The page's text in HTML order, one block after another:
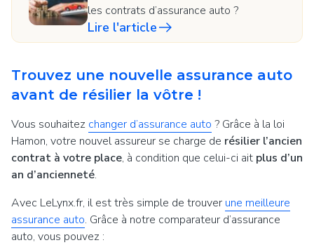
les contrats d’assurance auto ?
Lire l'article
Trouvez une nouvelle assurance auto
avant de résilier la vôtre !
Vous souhaitez changer d’assurance auto ? Grâce à la loi
Hamon, votre nouvel assureur se charge de résilier l’ancien
contrat à votre place, à condition que celui-ci ait plus d’un
an d’ancienneté.
Avec LeLynx.fr, il est très simple de trouver une meilleure
assurance auto. Grâce à notre comparateur d’assurance
auto, vous pouvez :